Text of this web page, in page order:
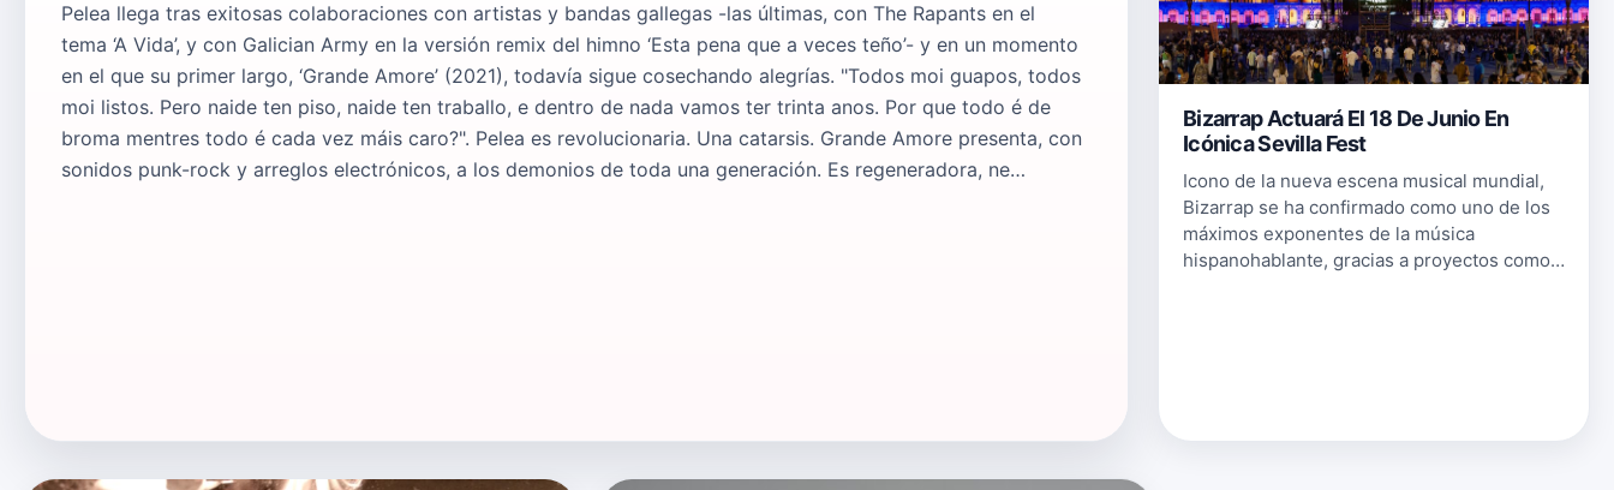
Pelea llega tras exitosas colaboraciones con artistas y bandas gallegas -las últimas, con The Rapants en el
tema ‘A Vida’, y con Galician Army en la versión remix del himno ‘Esta pena que a veces teño’- y en un momento
en el que su primer largo, ‘Grande Amore’ (2021), todavía sigue cosechando alegrías. "Todos moi guapos, todos
moi listos. Pero naide ten piso, naide ten traballo, e dentro de nada vamos ter trinta anos. Por que todo é de
broma mentres todo é cada vez máis caro?". Pelea es revolucionaria. Una catarsis. Grande Amore presenta, con
sonidos punk-rock y arreglos electrónicos, a los demonios de toda una generación. Es regeneradora, ne…
Bizarrap Actuará El 18 De Junio En
Icónica Sevilla Fest
Icono de la nueva escena musical mundial,
Bizarrap se ha confirmado como uno de los
máximos exponentes de la música
hispanohablante, gracias a proyectos como